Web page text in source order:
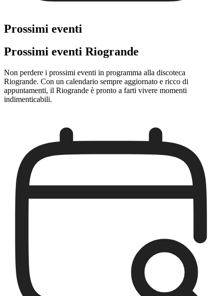
Prossimi eventi
Prossimi eventi Riogrande
Non perdere i prossimi eventi in programma alla discoteca
Riogrande. Con un calendario sempre aggiornato e ricco di
appuntamenti, il Riogrande è pronto a farti vivere momenti
indimenticabili.